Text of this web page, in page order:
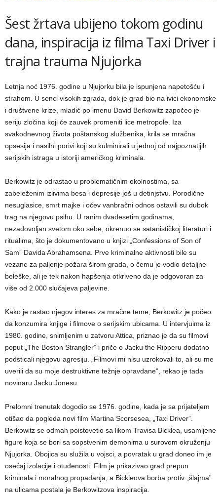
Šest žrtava ubijeno tokom godinu
dana, inspiracija iz filma Taxi Driver i
trajna trauma Njujorka
Letnja noć 1976. godine u Njujorku bila je ispunjena napetošću i
strahom. U senci visokih zgrada, dok je grad bio na ivici ekonomske
i društvene krize, mladić po imenu David Berkowitz započeo je
seriju zločina koji će zauvek promeniti lice metropole. Iza
svakodnevnog života poštanskog službenika, krila se mračna
opsesija i nasilni porivi koji su kulminirali u jednoj od najpoznatijih
serijskih istraga u istoriji američkog kriminala.
Berkowitz je odrastao u problematičnim okolnostima, sa
zabeleženim izlivima besa i depresije još u detinjstvu. Porodične
nesuglasice, smrt majke i očev vanbračni odnos ostavili su dubok
trag na njegovu psihu. U ranim dvadesetim godinama,
nezadovoljan svetom oko sebe, okrenuo se satanističkoj literaturi i
ritualima, što je dokumentovano u knjizi „Confessions of Son of
Sam” Davida Abrahamsena. Prve kriminalne aktivnosti bile su
vezane za paljenje požara širom grada, o čemu je vodio detaljne
beleške, ali je tek nakon hapšenja otkriveno da je odgovoran za
više od 2.000 slučajeva paljevine.
Kako je rastao njegov interes za mračne teme, Berkowitz je počeo
da konzumira knjige i filmove o serijskim ubicama. U intervjuima iz
1980. godine, snimljenim u zatvoru Attica, priznao je da su filmovi
poput „The Boston Strangler” i priče o Jacku the Ripperu dodatno
podsticali njegovu agresiju. „Filmovi mi nisu uzrokovali to, ali su me
uverili da su moje destruktivne težnje opravdane”, rekao je tada
novinaru Jacku Jonesu.
Prelomni trenutak dogodio se 1976. godine, kada je sa prijateljem
otišao da pogleda novi film Martina Scorsesea, „Taxi Driver”.
Berkowitz se odmah poistovetio sa likom Travisa Bicklea, usamljene
figure koja se bori sa sopstvenim demonima u surovom okruženju
Njujorka. Obojica su služila u vojsci, a povratak u grad doneo im je
osećaj izolacije i otuđenosti. Film je prikazivao grad prepun
kriminala i moralnog propadanja, a Bickleova borba protiv „šlajma”
na ulicama postala je Berkowitzova inspiracija.